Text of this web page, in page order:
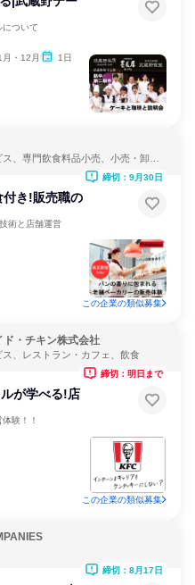
について
・12月 1日
、専門飲食料品小売、小売・卸
付き!販売職の
術と店舗運営
締切：9月30日
この企業の類似募集
ド・チキン株式会社
、レストラン・カフェ、飲食
が学べる!店
験！！
締切：明日まで
この企業の類似募集
締切：8月17日